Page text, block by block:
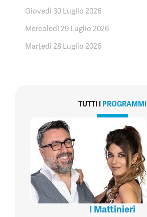
Giovedì 30 Luglio 2026
Mercoledì 29 Luglio 2026
Martedì 28 Luglio 2026
TUTTI I PROGRAMMI
I Mattinieri